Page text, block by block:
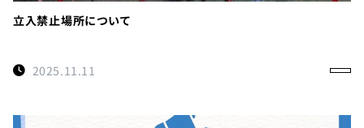
立入禁止場所について
2025.11.11